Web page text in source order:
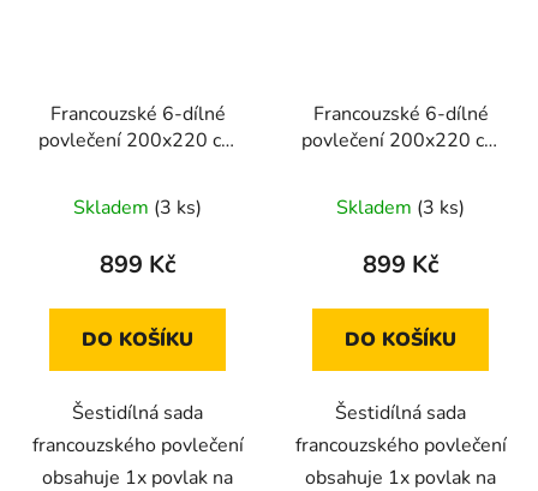
Francouzské 6-dílné
povlečení 200x220 cm
větví)
Skladem (3 ks)
899 Kč
DO KOŠÍKU
Šestidílná sada
francouzského povlečení
obsahuje 1x povlak na
Francouzské 6-dílné
povlečení 200x220 cm
Skladem (3 ks)
899 Kč
DO KOŠÍKU
Šestidílná sada
francouzského povlečení
obsahuje 1x povlak na